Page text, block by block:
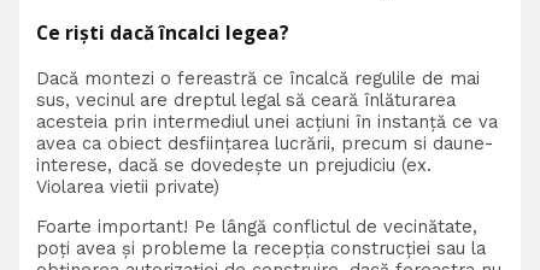
Ce riști dacă încalci legea?
Dacă montezi o fereastră ce încalcă regulile de mai
sus, vecinul are dreptul legal să ceară înlăturarea
acesteia prin intermediul unei acțiuni în instanță ce va
avea ca obiect desființarea lucrării, precum si daune-
interese, dacă se dovedește un prejudiciu (ex.
Violarea vietii private)
Foarte important! Pe lângă conflictul de vecinătate,
poți avea și probleme la recepția construcției sau la